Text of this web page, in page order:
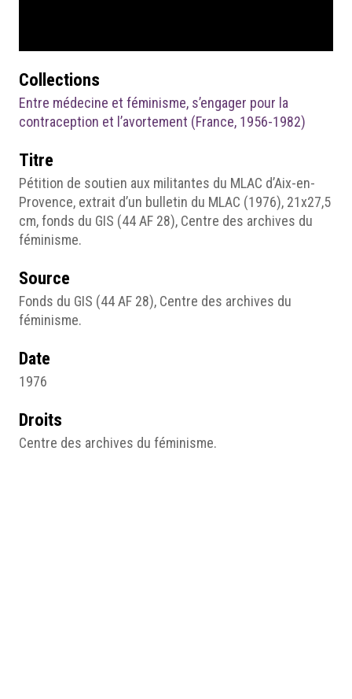
Collections
Entre médecine et féminisme, s’engager pour la
contraception et l’avortement (France, 1956-1982)
Titre
Pétition de soutien aux militantes du MLAC d’Aix-en-
Provence, extrait d’un bulletin du MLAC (1976), 21x27,5
cm, fonds du GIS (44 AF 28), Centre des archives du
féminisme.
Source
Fonds du GIS (44 AF 28), Centre des archives du
féminisme.
Date
1976
Droits
Centre des archives du féminisme.